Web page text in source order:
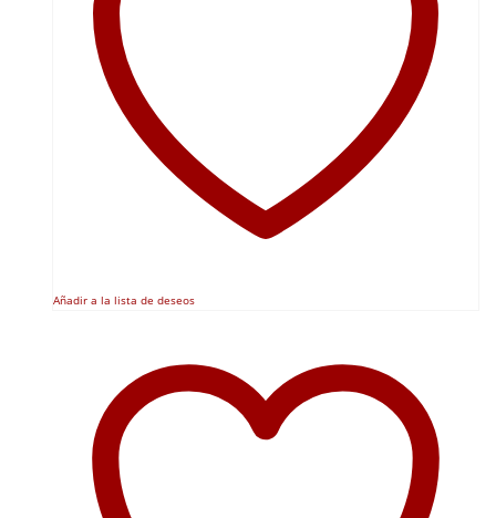
Añadir a la lista de deseos